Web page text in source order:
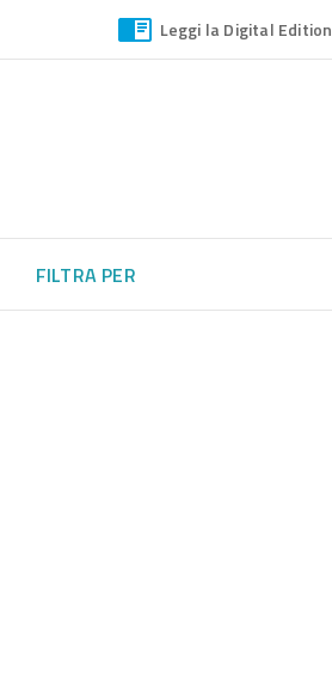
Leggi la Digital Edition
FILTRA PER